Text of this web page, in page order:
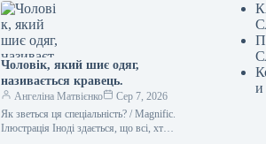
Чоловік, який шиє одяг,
називається кравець.
Ангеліна Матвієнко
Сер 7, 2026
Як зветься ця спеціальність? / Magnific.
Ілюстрація Іноді здається, що всі, хто
и